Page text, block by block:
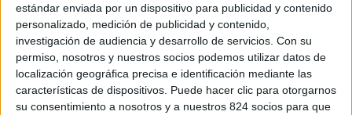
estándar enviada por un dispositivo para publicidad y contenido
personalizado, medición de publicidad y contenido,
investigación de audiencia y desarrollo de servicios. Con su
permiso, nosotros y nuestros socios podemos utilizar datos de
localización geográfica precisa e identificación mediante las
características de dispositivos. Puede hacer clic para otorgarnos
su consentimiento a nosotros y a nuestros 824 socios para que
Pistas de tenis
Pistas de pádel
Otras zonas deportivas